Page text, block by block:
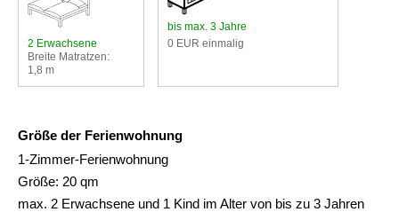
2 Erwachsene
Breite Matratzen:
1,8 m
bis max. 3 Jahre
0 EUR einmalig
Größe der Ferienwohnung
1-Zimmer-Ferienwohnung
Größe: 20 qm
max. 2 Erwachsene und 1 Kind im Alter von bis zu 3 Jahren